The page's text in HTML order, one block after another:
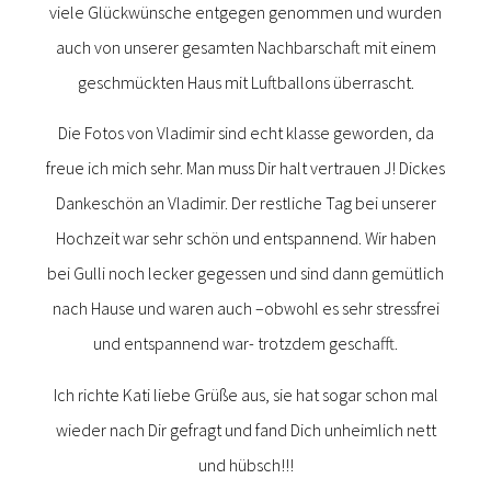
viele Glückwünsche entgegen genommen und wurden
auch von unserer gesamten Nachbarschaft mit einem
geschmückten Haus mit Luftballons überrascht.
Die Fotos von Vladimir sind echt klasse geworden, da
freue ich mich sehr. Man muss Dir halt vertrauen J! Dickes
Dankeschön an Vladimir. Der restliche Tag bei unserer
Hochzeit war sehr schön und entspannend. Wir haben
bei Gulli noch lecker gegessen und sind dann gemütlich
nach Hause und waren auch –obwohl es sehr stressfrei
und entspannend war- trotzdem geschafft.
Ich richte Kati liebe Grüße aus, sie hat sogar schon mal
wieder nach Dir gefragt und fand Dich unheimlich nett
und hübsch!!!